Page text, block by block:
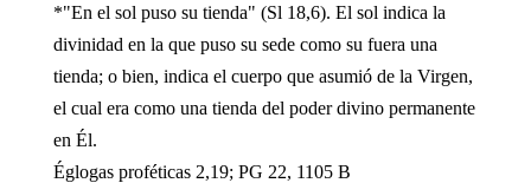
*"En el sol puso su tienda" (Sl 18,6). El sol indica la
divinidad en la que puso su sede como su fuera una
tienda; o bien, indica el cuerpo que asumió de la Virgen,
el cual era como una tienda del poder divino permanente
en Él.
Églogas proféticas 2,19; PG 22, 1105 B